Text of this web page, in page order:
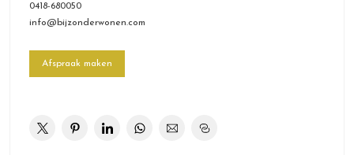
Riante overloop, drie slaapkamers, garderobekamer, twee
verdieping.
Logeerkamer en grote bergzolder op de tweede verdieping.
Bruto-inhoud:1.934 m³
0418-680050
info@bijzonderwonen.com
Afspraak maken